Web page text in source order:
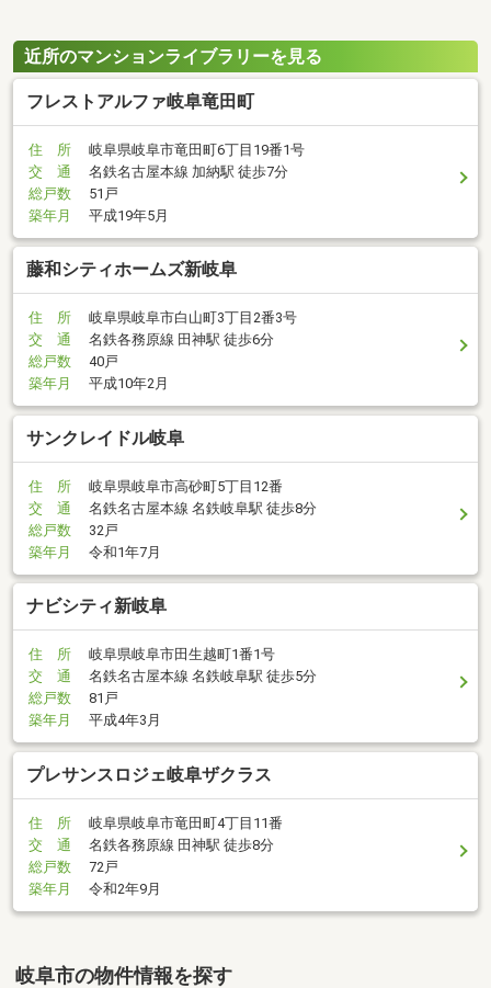
近所のマンションライブラリーを見る
フレストアルファ岐阜竜田町
住 所
岐阜県岐阜市竜田町6丁目19番1号
交 通
名鉄名古屋本線 加納駅 徒歩7分
総戸数
51戸
築年月
平成19年5月
藤和シティホームズ新岐阜
住 所
岐阜県岐阜市白山町3丁目2番3号
交 通
名鉄各務原線 田神駅 徒歩6分
総戸数
40戸
築年月
平成10年2月
サンクレイドル岐阜
住 所
岐阜県岐阜市高砂町5丁目12番
交 通
名鉄名古屋本線 名鉄岐阜駅 徒歩8分
総戸数
32戸
築年月
令和1年7月
ナビシティ新岐阜
住 所
岐阜県岐阜市田生越町1番1号
交 通
名鉄名古屋本線 名鉄岐阜駅 徒歩5分
総戸数
81戸
築年月
平成4年3月
プレサンスロジェ岐阜ザクラス
住 所
岐阜県岐阜市竜田町4丁目11番
交 通
名鉄各務原線 田神駅 徒歩8分
総戸数
72戸
築年月
令和2年9月
岐阜市の物件情報を探す